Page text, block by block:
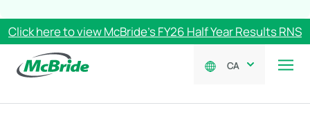
Click here to view McBride’s FY26 Half Year Results RNS
CA